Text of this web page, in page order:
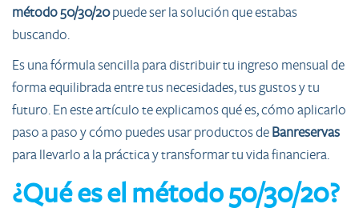
método 50/30/20puede ser la solución que estabas
buscando.
Es una fórmula sencilla para distribuir tu ingreso mensual de
forma equilibrada entre tus necesidades, tus gustos y tu
futuro. En este artículo te explicamos qué es, cómo aplicarlo
paso a paso y cómo puedes usar productos deBanreservas
para llevarlo a la práctica y transformar tu vida financiera.
¿Qué es el método 50/30/20?